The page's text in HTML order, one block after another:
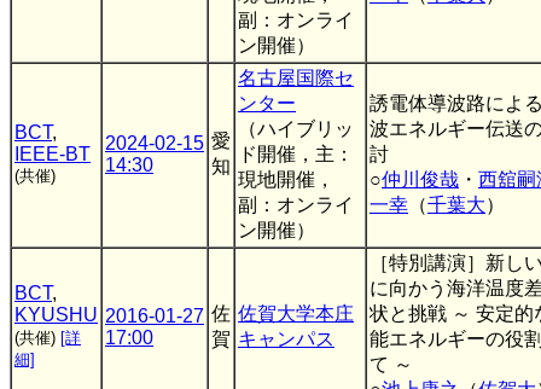
副：オンライ
ン開催）
BCT,
IEEE-BT
(共催)
2024-02-15
14:30
愛
知
名古屋国際セ
ンター
（ハイブリッ
ド開催，主：
現地開催，
副：オンライ
ン開催）
誘電体導波路によ
波エネルギー伝送
討
○仲川俊哉 ・ 西舘嗣
一幸 （千葉大）
BCT,
KYUSHU
(共催) [詳
細]
2016-01-27
17:00
佐
賀
佐賀大学本庄
キャンパス
［特別講演］新し
に向かう海洋温度
状と挑戦 ～ 安定的
能エネルギーの役
て ～